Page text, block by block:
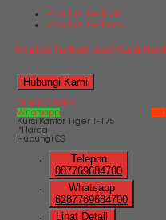
Produk Terkait
Produk Terbaru
Produk Terkait Jual Kursi
Hubungi Kami
QUICK ORDER
Whatsapp
via
Kursi Kantor Tiger T-175
*Harga
Hubungi CS
Telepon
087769684700
Whatsapp
6287769684700
Lihat Detail